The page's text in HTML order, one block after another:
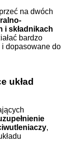
na dwóch
i składnikach
bardzo
dopasowane do
układ
,